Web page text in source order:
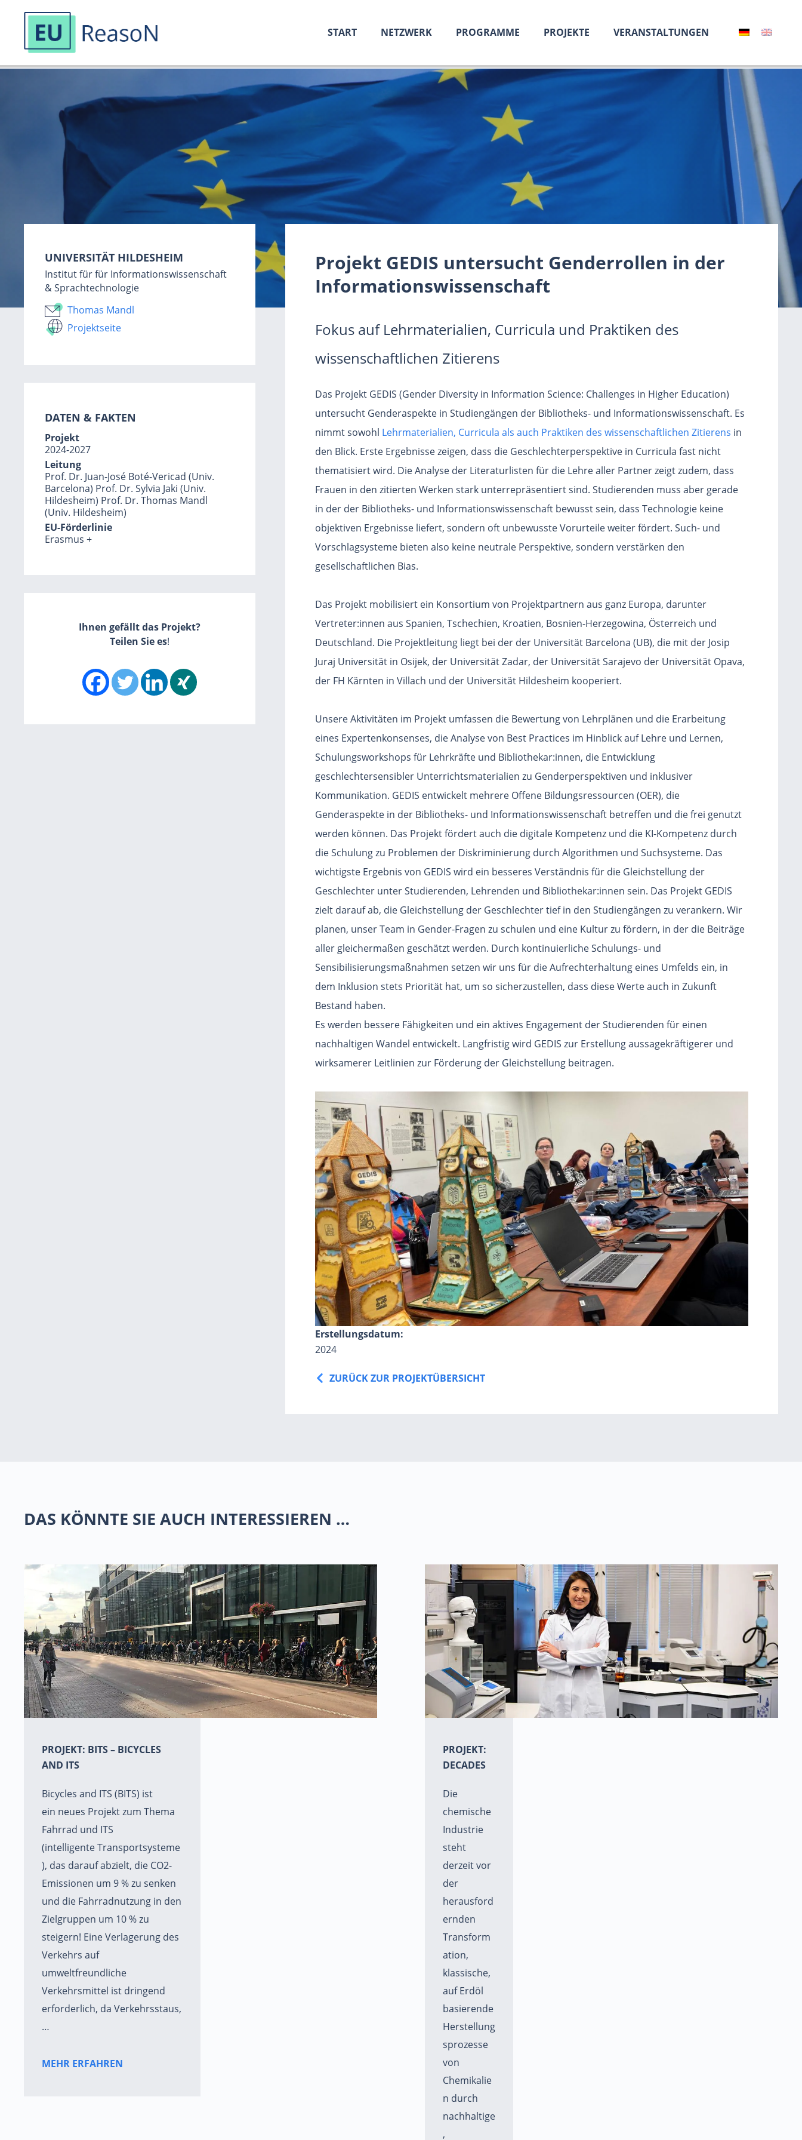
START NETZWERK PROGRAMME PROJEKTE VERANSTALTUNGEN
UNIVERSITÄT HILDESHEIM
Institut für für Informationswissenschaft
& Sprachtechnologie
Thomas Mandl
Projektseite
DATEN & FAKTEN
Projekt
2024-2027
Leitung
Prof. Dr. Juan-José Boté-Vericad (Univ.
Barcelona) Prof. Dr. Sylvia Jaki (Univ.
Hildesheim) Prof. Dr. Thomas Mandl
(Univ. Hildesheim)
EU-Förderlinie
Erasmus +
Ihnen gefällt das Projekt?
Teilen Sie es!
Projekt GEDIS untersucht Genderrollen in der
Informationswissenschaft
Fokus auf Lehrmaterialien, Curricula und Praktiken des
wissenschaftlichen Zitierens
Das Projekt GEDIS (Gender Diversity in Information Science: Challenges in Higher Education)
untersucht Genderaspekte in Studiengängen der Bibliotheks- und Informationswissenschaft. Es
nimmt sowohl Lehrmaterialien, Curricula als auch Praktiken des wissenschaftlichen Zitierens in
den Blick. Erste Ergebnisse zeigen, dass die Geschlechterperspektive in Curricula fast nicht
thematisiert wird. Die Analyse der Literaturlisten für die Lehre aller Partner zeigt zudem, dass
Frauen in den zitierten Werken stark unterrepräsentiert sind. Studierenden muss aber gerade
in der der Bibliotheks- und Informationswissenschaft bewusst sein, dass Technologie keine
objektiven Ergebnisse liefert, sondern oft unbewusste Vorurteile weiter fördert. Such- und
Vorschlagsysteme bieten also keine neutrale Perspektive, sondern verstärken den
gesellschaftlichen Bias.
Das Projekt mobilisiert ein Konsortium von Projektpartnern aus ganz Europa, darunter
Vertreter:innen aus Spanien, Tschechien, Kroatien, Bosnien-Herzegowina, Österreich und
Deutschland. Die Projektleitung liegt bei der der Universität Barcelona (UB), die mit der Josip
Juraj Universität in Osijek, der Universität Zadar, der Universität Sarajevo der Universität Opava,
der FH Kärnten in Villach und der Universität Hildesheim kooperiert.
Unsere Aktivitäten im Projekt umfassen die Bewertung von Lehrplänen und die Erarbeitung
eines Expertenkonsenses, die Analyse von Best Practices im Hinblick auf Lehre und Lernen,
Schulungsworkshops für Lehrkräfte und Bibliothekar:innen, die Entwicklung
geschlechtersensibler Unterrichtsmaterialien zu Genderperspektiven und inklusiver
Kommunikation. GEDIS entwickelt mehrere Offene Bildungsressourcen (OER), die
Genderaspekte in der Bibliotheks- und Informationswissenschaft betreffen und die frei genutzt
werden können. Das Projekt fördert auch die digitale Kompetenz und die KI-Kompetenz durch
die Schulung zu Problemen der Diskriminierung durch Algorithmen und Suchsysteme. Das
wichtigste Ergebnis von GEDIS wird ein besseres Verständnis für die Gleichstellung der
Geschlechter unter Studierenden, Lehrenden und Bibliothekar:innen sein. Das Projekt GEDIS
zielt darauf ab, die Gleichstellung der Geschlechter tief in den Studiengängen zu verankern. Wir
planen, unser Team in Gender-Fragen zu schulen und eine Kultur zu fördern, in der die Beiträge
aller gleichermaßen geschätzt werden. Durch kontinuierliche Schulungs- und
Sensibilisierungsmaßnahmen setzen wir uns für die Aufrechterhaltung eines Umfelds ein, in
dem Inklusion stets Priorität hat, um so sicherzustellen, dass diese Werte auch in Zukunft
Bestand haben.
Es werden bessere Fähigkeiten und ein aktives Engagement der Studierenden für einen
nachhaltigen Wandel entwickelt. Langfristig wird GEDIS zur Erstellung aussagekräftigerer und
wirksamerer Leitlinien zur Förderung der Gleichstellung beitragen.
Erstellungsdatum:
2024
ZURÜCK ZUR PROJEKTÜBERSICHT
DAS KÖNNTE SIE AUCH INTERESSIEREN …
PROJEKT: BITS – BICYCLES
AND ITS
Bicycles and ITS (BITS) ist
ein neues Projekt zum Thema
Fahrrad und ITS
(intelligente Transportsysteme
), das darauf abzielt, die CO2-
Emissionen um 9 % zu senken
und die Fahrradnutzung in den
Zielgruppen um 10 % zu
steigern! Eine Verlagerung des
Verkehrs auf
umweltfreundliche
Verkehrsmittel ist dringend
erforderlich, da Verkehrsstaus,
…
MEHR ERFAHREN
PROJEKT:
DECADES
Die
chemische
Industrie
steht
derzeit vor
der
herausford
ernden
Transform
ation,
klassische,
auf Erdöl
basierende
Herstellung
sprozesse
von
Chemikalie
n durch
nachhaltige
,